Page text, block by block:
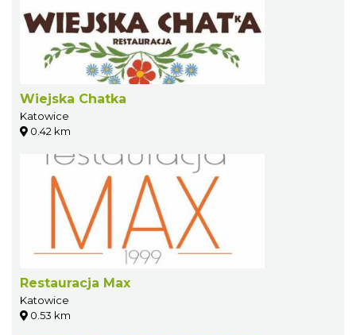
Wiejska Chatka
Katowice
0.42 km
Restauracja Max
Katowice
0.53 km